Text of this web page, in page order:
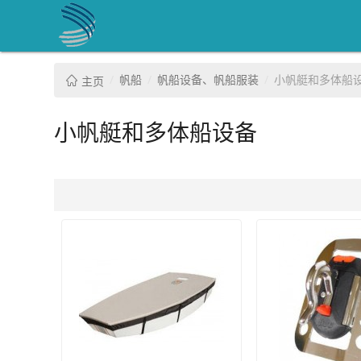
主页 帆船 帆船设备、帆船服装 小帆艇和多体船
小帆艇和多体船设备